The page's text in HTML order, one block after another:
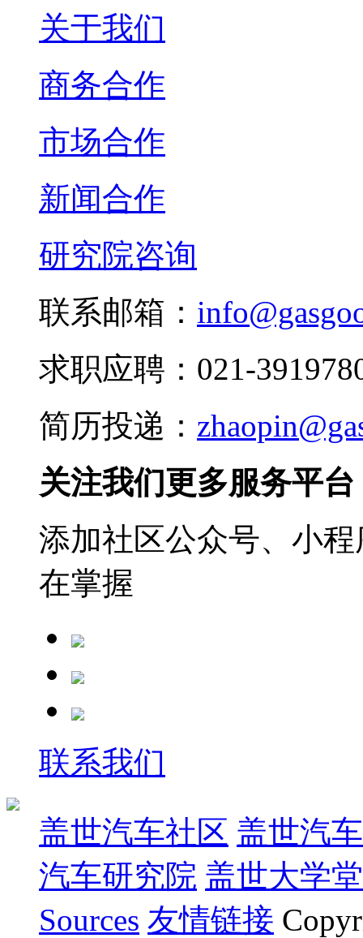
关于我们
商务合作
市场合作
新闻合作
研究院咨询
联系邮箱：
求职应聘：021-
简历投递：
关注我们更多服务平台
添加社区公众号、小
在掌握
联系我们
盖世汽车社区 盖世汽
汽车研究院 盖世大学堂
Sources 友情链接